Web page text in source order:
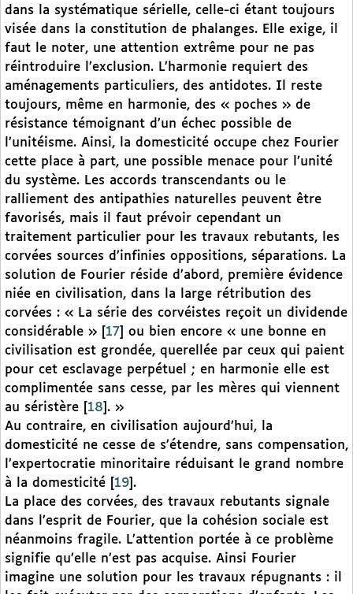
dans la systématique sérielle, celle-ci étant toujours
visée dans la constitution de phalanges. Elle exige, il
faut le noter, une attention extrême pour ne pas
réintroduire l’exclusion. L’harmonie requiert des
aménagements particuliers, des antidotes. Il reste
toujours, même en harmonie, des « poches » de
résistance témoignant d’un échec possible de
l’unitéisme. Ainsi, la domesticité occupe chez Fourier
cette place à part, une possible menace pour l’unité
du système. Les accords transcendants ou le
ralliement des antipathies naturelles peuvent être
favorisés, mais il faut prévoir cependant un
traitement particulier pour les travaux rebutants, les
corvées sources d’infinies oppositions, séparations. La
solution de Fourier réside d’abord, première évidence
niée en civilisation, dans la large rétribution des
corvées : « La série des corvéistes reçoit un dividende
considérable »
17
ou bien encore « une bonne en
civilisation est grondée, querellée par ceux qui paient
pour cet esclavage perpétuel ; en harmonie elle est
complimentée sans cesse, par les mères qui viennent
au séristère
18 . »
Au contraire, en civilisation aujourd’hui, la
domesticité ne cesse de s’étendre, sans compensation,
l’expertocratie minoritaire réduisant le grand nombre
à la domesticité
19 .
La place des corvées, des travaux rebutants signale
dans l’esprit de Fourier, que la cohésion sociale est
néanmoins fragile. L’attention portée à ce problème
signifie qu’elle n’est pas acquise. Ainsi Fourier
imagine une solution pour les travaux répugnants : il